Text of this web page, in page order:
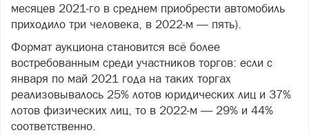
месяцев 2021-го в среднем приобрести автомобиль
приходило три человека, в 2022-м — пять).
Формат аукциона становится всё более
востребованным среди участников торгов: если с
января по май 2021 года на таких торгах
реализовывалось 25% лотов юридических лиц и 37%
лотов физических лиц, то в 2022-м — 29% и 44%
соответственно.